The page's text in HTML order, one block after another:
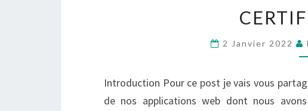
2 Janvier 2022
Introduction Pour ce post je vais vous
de nos applications web dont nous